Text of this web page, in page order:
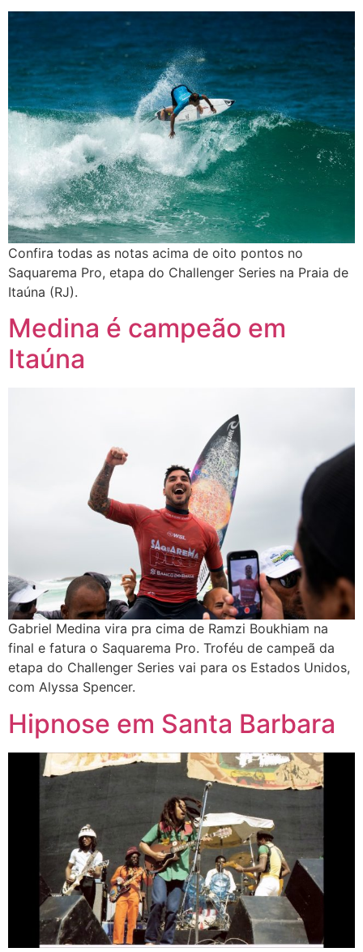
Confira todas as notas acima de oito pontos no
Saquarema Pro, etapa do Challenger Series na Praia de
Itaúna (RJ).
Medina é campeão em
Itaúna
Gabriel Medina vira pra cima de Ramzi Boukhiam na
final e fatura o Saquarema Pro. Troféu de campeã da
etapa do Challenger Series vai para os Estados Unidos,
com Alyssa Spencer.
Hipnose em Santa Barbara